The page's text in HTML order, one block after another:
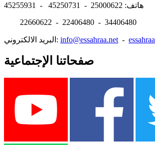
هاتف: 25000622 - 45250731 - 45255931
22660622 - 22406480 - 34406480
البريد الالكتروني: info@essahraa.net -
صفحاتنا الإجتماعية